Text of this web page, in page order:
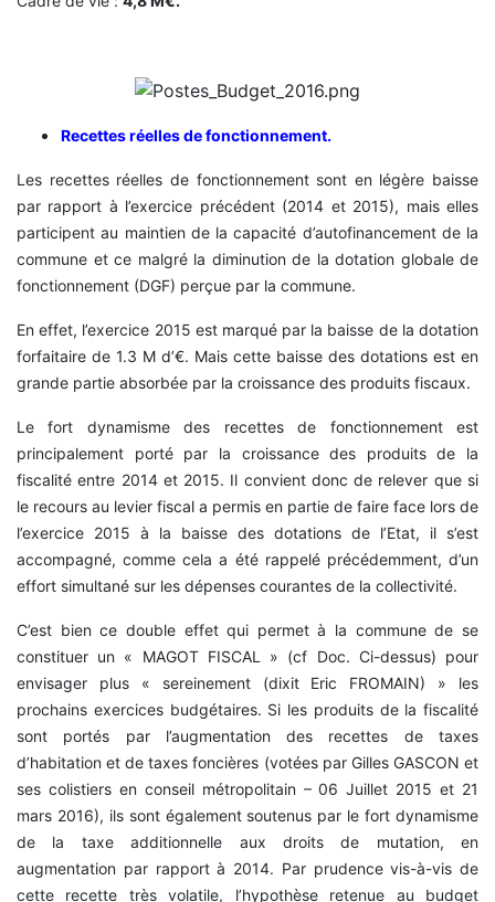
Recettes réelles de fonctionnement.
Les recettes réelles de fonctionnement sont en légère baisse
par rapport à l’exercice précédent (2014 et 2015), mais elles
participent au maintien de la capacité d’autofinancement de la
commune et ce malgré la diminution de la dotation globale de
fonctionnement (DGF) perçue par la commune.
En effet, l’exercice 2015 est marqué par la baisse de la dotation
forfaitaire de 1.3 M d’€. Mais cette baisse des dotations est en
grande partie absorbée par la croissance des produits fiscaux.
Le fort dynamisme des recettes de fonctionnement est
principalement porté par la croissance des produits de la
fiscalité entre 2014 et 2015. Il convient donc de relever que si
le recours au levier fiscal a permis en partie de faire face lors de
l’exercice 2015 à la baisse des dotations de l’Etat, il s’est
accompagné, comme cela a été rappelé précédemment, d’un
effort simultané sur les dépenses courantes de la collectivité.
C’est bien ce double effet qui permet à la commune de se
constituer un « MAGOT FISCAL » (cf Doc. Ci-dessus) pour
envisager plus « sereinement (dixit Eric FROMAIN) » les
prochains exercices budgétaires. Si les produits de la fiscalité
sont portés par l’augmentation des recettes de taxes
d’habitation et de taxes foncières (votées par Gilles GASCON et
ses colistiers en conseil métropolitain – 06 Juillet 2015 et 21
mars 2016), ils sont également soutenus par le fort dynamisme
de la taxe additionnelle aux droits de mutation, en
augmentation par rapport à 2014. Par prudence vis-à-vis de
cette recette très volatile, l’hypothèse retenue au budget